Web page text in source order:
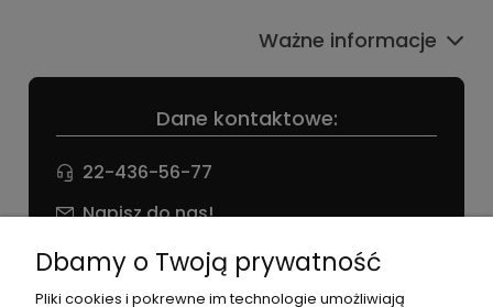
Dane kontaktowe:
22-436-56-77
Napisz do nas!
NIP: 826 186 42 29
Ważne informacje
Dbamy o Twoją prywatność
Pliki cookies i pokrewne im technologie umożliwiają